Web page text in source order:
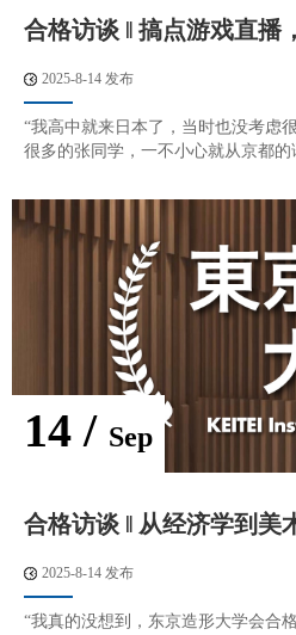
合格访谈 ‖ 搞点游戏直
2025-8-14 发布
“我高中就来日本了，当时也没考虑
很多的张同学，一不小心就从京都的
14 / Sep
合格访谈 ‖ 从经济学到
2025-8-14 发布
“我真的没想到，东京造形大学会合